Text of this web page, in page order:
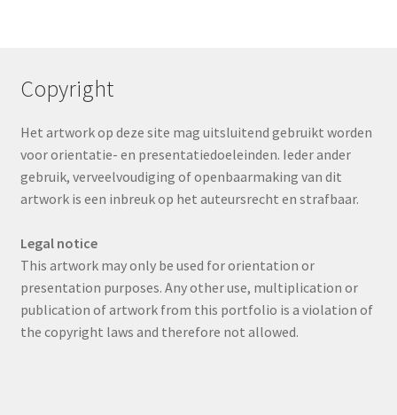
Copyright
Het artwork op deze site mag uitsluitend gebruikt worden
voor orientatie- en presentatiedoeleinden. Ieder ander
gebruik, verveelvoudiging of openbaarmaking van dit
artwork is een inbreuk op het auteursrecht en strafbaar.
Legal notice
This artwork may only be used for orientation or
presentation purposes. Any other use, multiplication or
publication of artwork from this portfolio is a violation of
the copyright laws and therefore not allowed.